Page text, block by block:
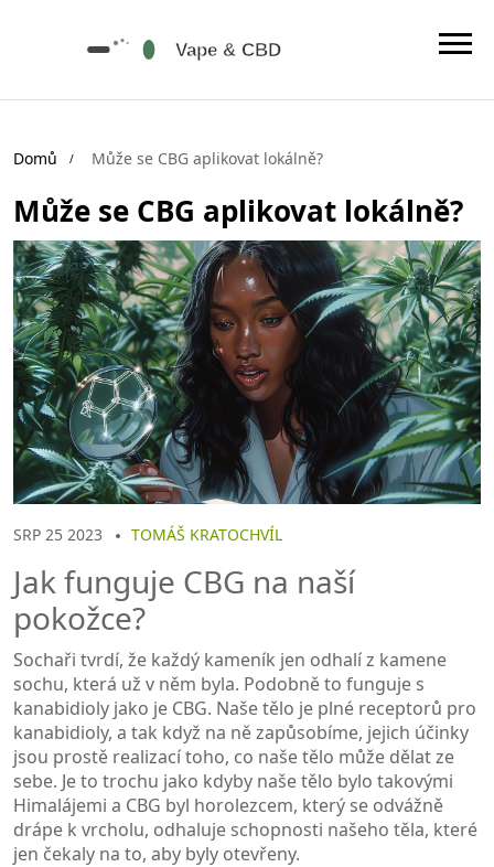
Domů Může se CBG aplikovat lokálně?
Může se CBG aplikovat lokálně?
SRP 25 2023 TOMÁŠ KRATOCHVÍL
Jak funguje CBG na naší
pokožce?
Sochaři tvrdí, že každý kameník jen odhalí z kamene
sochu, která už v něm byla. Podobně to funguje s
kanabidioly jako je CBG. Naše tělo je plné receptorů pro
kanabidioly, a tak když na ně zapůsobíme, jejich účinky
jsou prostě realizací toho, co naše tělo může dělat ze
sebe. Je to trochu jako kdyby naše tělo bylo takovými
Himalájemi a CBG byl horolezcem, který se odvážně
drápe k vrcholu, odhaluje schopnosti našeho těla, které
jen čekaly na to, aby byly otevřeny.